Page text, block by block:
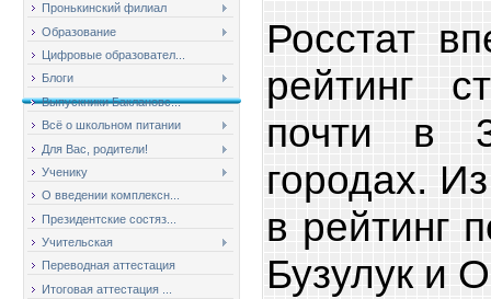
Пронькинский филиал
Образование
Цифровые образовател...
Блоги
Выпускники Баклановс...
Всё о школьном питании
Для Вас, родители!
Ученику
О введении комплексн...
Президентские состяз...
Учительская
Переводная аттестация
Итоговая аттестация ...
Росстат
рейтинг
почти в
городах.
в рейтинг
Бузулук и